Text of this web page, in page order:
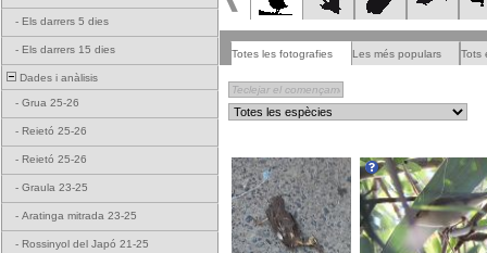
- Els darrers 5 dies
- Els darrers 15 dies
Dades i anàlisis
- Grua 25-26
- Reietó 25-26
- Reietó 25-26
- Graula 23-25
- Aratinga mitrada 23-25
- Rossinyol del Japó 21-25
Totes les fotografies Les més populars Tots